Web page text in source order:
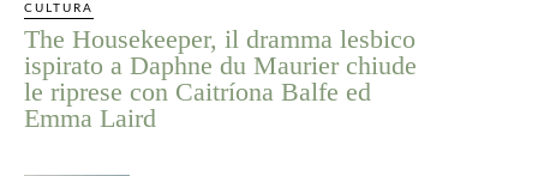
CULTURA
The Housekeeper, il dramma lesbico
ispirato a Daphne du Maurier chiude
le riprese con Caitríona Balfe ed
Emma Laird